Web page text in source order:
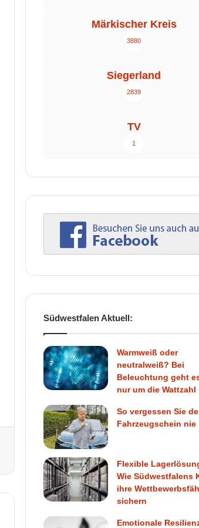
Märkischer Kreis
3880
Siegerland
2839
TV
1
Südwestfalen Aktuell:
Warmweiß oder
neutralweiß? Bei
Beleuchtung geht
nur um die Wattzahl
So vergessen Sie
Fahrzeugschein nie
Flexible
Wie Südwestfalens
ihre
sichern
Emotionale